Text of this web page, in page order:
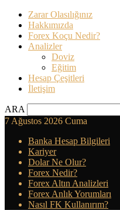
Zarar Olasılığınız
Hakkımızda
Forex Koçu Nedir?
Analizler
Doviz
Eğitim
Hesap Çeşitleri
İletişim
ARA
7 Ağustos 2026 Cuma
Banka Hesap Bilgileri
Kariyer
Dolar Ne Olur?
Forex Nedir?
Forex Altın Analizleri
Forex Anlık Yorumları
Nasıl FK Kullanırım?